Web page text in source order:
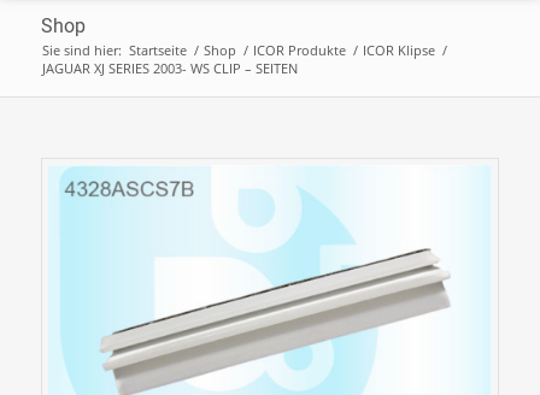
Shop
Sie sind hier: Startseite / Shop / ICOR Produkte / ICOR Klipse /
JAGUAR XJ SERIES 2003- WS CLIP – SEITEN